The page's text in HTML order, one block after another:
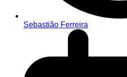
Sebastião Ferreira